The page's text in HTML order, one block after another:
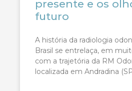
presente e os
futuro
A história da radiologia
Brasil se entrelaça, em
com a trajetória da RM
localizada em Andradina